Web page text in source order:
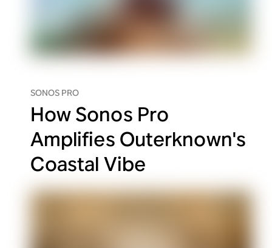
SONOS PRO
How Sonos Pro
Amplifies Outerknown's
Coastal Vibe